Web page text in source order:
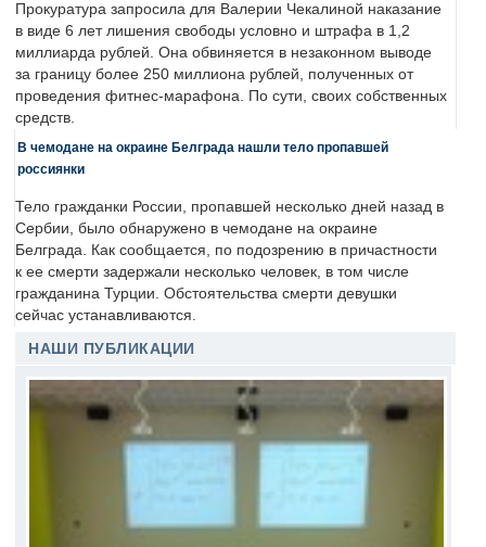
Прокуратура запросила для Валерии Чекалиной наказание
в виде 6 лет лишения свободы условно и штрафа в 1,2
миллиарда рублей. Она обвиняется в незаконном выводе
за границу более 250 миллиона рублей, полученных от
проведения фитнес-марафона. По сути, своих собственных
средств.
В чемодане на окраине Белграда нашли тело пропавшей
россиянки
Тело гражданки России, пропавшей несколько дней назад в
Сербии, было обнаружено в чемодане на окраине
Белграда. Как сообщается, по подозрению в причастности
к ее смерти задержали несколько человек, в том числе
гражданина Турции. Обстоятельства смерти девушки
сейчас устанавливаются.
НАШИ ПУБЛИКАЦИИ